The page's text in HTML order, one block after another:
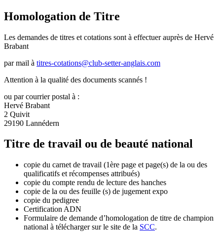
Homologation de Titre
Les demandes de titres et cotations sont à effectuer auprès de Hervé
Brabant
par mail à titres-cotations@club-setter-anglais.com
Attention à la qualité des documents scannés !
ou par courrier postal à :
Hervé Brabant
2 Quivit
29190 Lannédern
Titre de travail ou de beauté national
copie du carnet de travail (1ère page et page(s) de la ou des
qualificatifs et récompenses attribués)
copie du compte rendu de lecture des hanches
copie de la ou des feuille (s) de jugement expo
copie du pedigree
Certification ADN
Formulaire de demande d’homologation de titre de champion
national à télécharger sur le site de la SCC.